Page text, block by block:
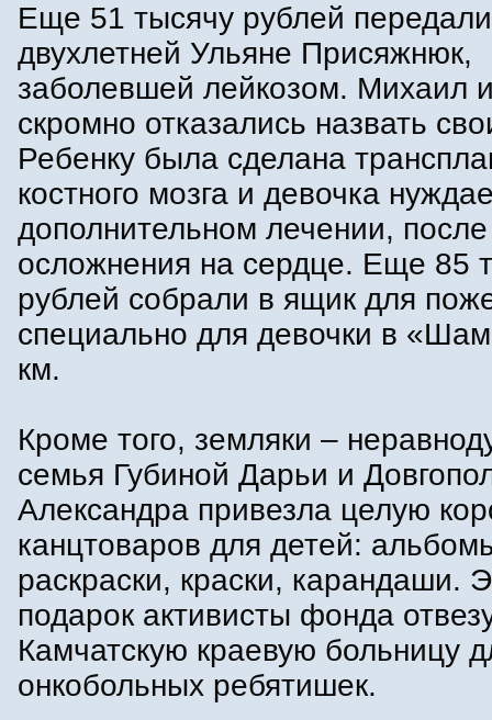
Еще 51 тысячу рублей передали
двухлетней Ульяне Присяжнюк,
заболевшей лейкозом. Михаил
скромно отказались назвать
Ребенку была сделана
костного мозга и девочка
дополнительном лечении, после
осложнения на сердце. Еще 85
рублей собрали в ящик для
специально для девочки в
км.
Кроме того, земляки –
семья Губиной Дарьи и
Александра привезла целую
канцтоваров для детей:
раскраски, краски, карандаши.
подарок активисты фонда
Камчатскую краевую больницу
онкобольных ребятишек.